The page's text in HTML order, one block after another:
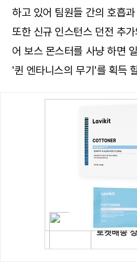
하고 있어 팀원들 간의 호흡
또한 신규 인스턴스 던전 추
어 보스 몬스터를 사냥 하면
'퀸 엔타니스의 무기'를 획득